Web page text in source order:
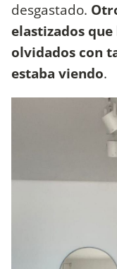
desgastado.
elastizados
olvidados con
estaba viendo.